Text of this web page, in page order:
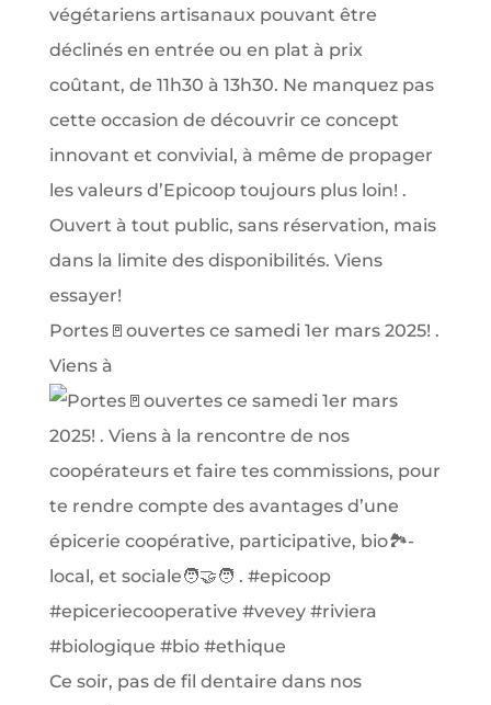
Portes🚪ouvertes ce samedi 1er mars 2025! .
Viens à
Ce soir, pas de fil dentaire dans nos